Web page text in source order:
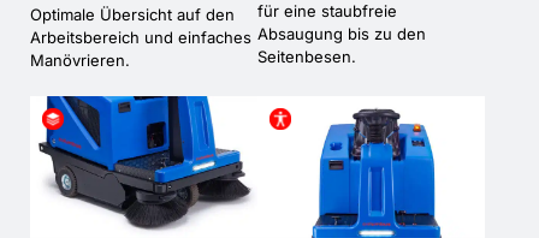
Optimale Übersicht auf den
Arbeitsbereich und einfaches
Manövrieren.
für eine staubfreie
Absaugung bis zu den
Seitenbesen.